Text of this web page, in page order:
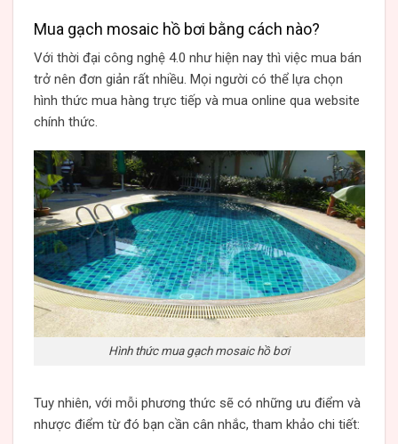
Mua gạch mosaic hồ bơi bằng cách nào?
Với thời đại công nghệ 4.0 như hiện nay thì việc mua bán
trở nên đơn giản rất nhiều. Mọi người có thể lựa chọn
hình thức mua hàng trực tiếp và mua online qua website
chính thức.
Hình thức mua gạch mosaic hồ bơi
Tuy nhiên, với mỗi phương thức sẽ có những ưu điểm và
nhược điểm từ đó bạn cần cân nhắc, tham khảo chi tiết: